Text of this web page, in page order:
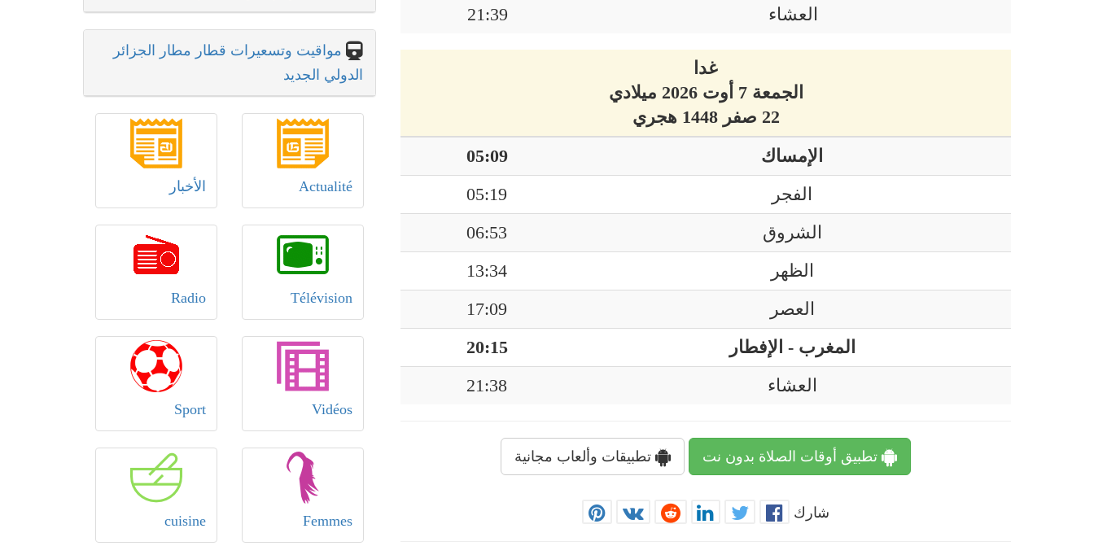
العشاء
21:39
غدا
الجمعة 7 أوت 2026 ميلادي
22 صفر 1448 هجري
الإمساك
05:09
الفجر
05:19
الشروق
06:53
الظهر
13:34
العصر
17:09
المغرب - الإفطار
20:15
العشاء
21:38
تطبيق أوقات الصلاة بدون نت تطبيقات وألعاب مجانية
شارك
مواقيت وتسعيرات قطار مطار الجزائر
الدولي الجديد
Actualité الأخبار
Télévision
Radio
Vidéos
Sport
Femmes
cuisine